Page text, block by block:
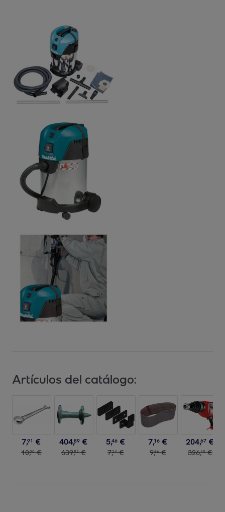
Artículos del catálogo:
7,91 €
10,00 €
404,89 €
639,53 €
5,46 €
7,24 €
7,16 €
9,86 €
204,67 €
326,40 €